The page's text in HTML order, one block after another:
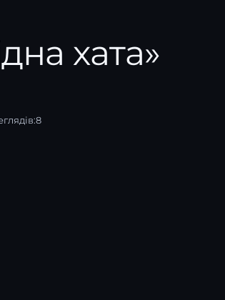
хата»
8